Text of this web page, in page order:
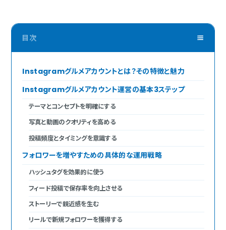
Instagramグルメアカウントとは？その特徴と魅力
Instagramグルメアカウント運営の基本3ステップ
テーマとコンセプトを明確にする
写真と動画のクオリティを高める
投稿頻度とタイミングを意識する
フォロワーを増やすための具体的な運用戦略
ハッシュタグを効果的に使う
フィード投稿で保存率を向上させる
ストーリーで親近感を生む
リールで新規フォロワーを獲得する